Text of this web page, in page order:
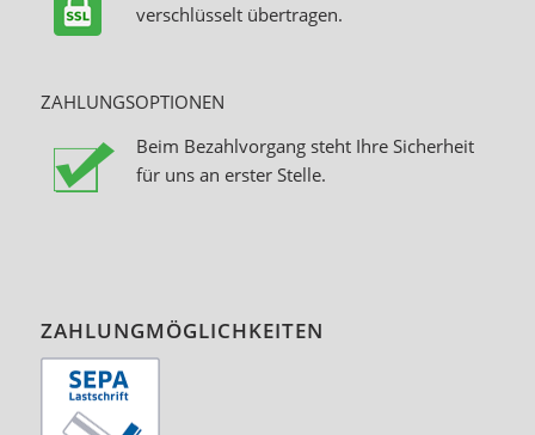
verschlüsselt übertragen.
ZAHLUNGSOPTIONEN
Beim Bezahlvorgang steht Ihre Sicherheit
für uns an erster Stelle.
ZAHLUNGMÖGLICHKEITEN